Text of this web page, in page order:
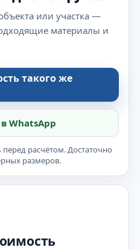
или участка —
материалы и
такого же
WhatsApp
расчётом. Достаточно
размеров.